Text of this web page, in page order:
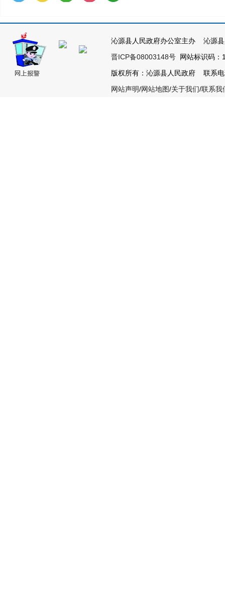
沁源县人民政府办公室主办 沁源
晋ICP备08003148号 网站标识码
版权所有：沁源县人民政府 联系
网站声明/网站地图/关于我们/联系我